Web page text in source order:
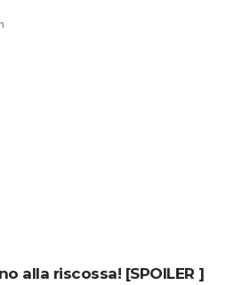
alla riscossa! [SPOILER ]